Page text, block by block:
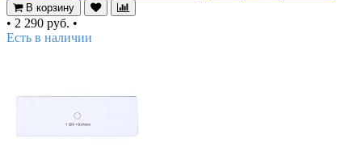
В корзину
• 2 290 руб. •
Есть в наличии